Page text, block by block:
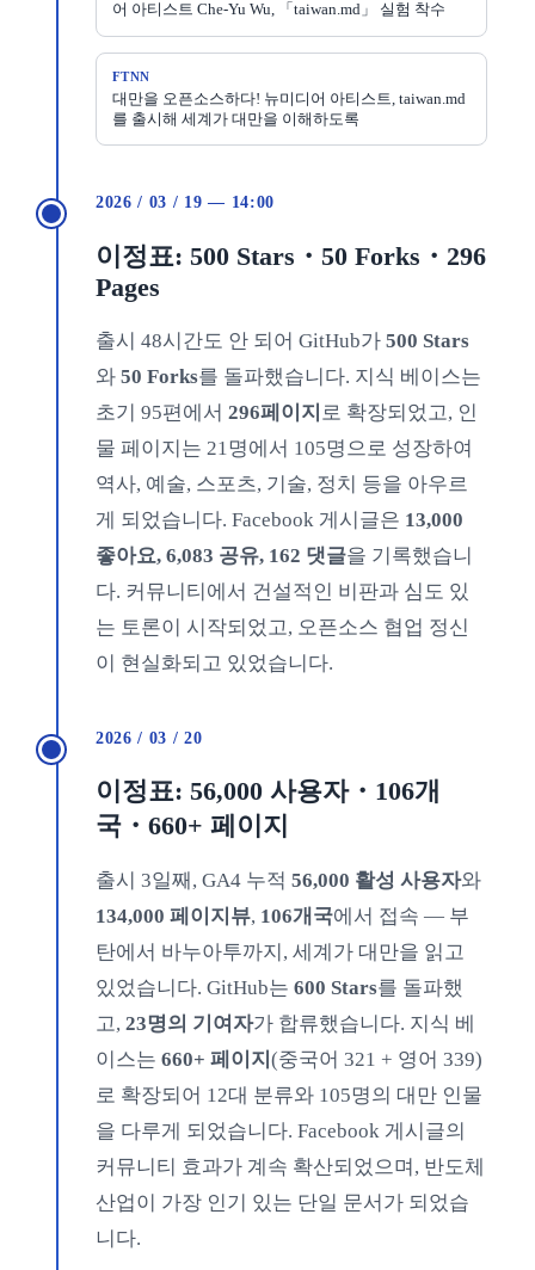
어 아티스트 Che-Yu Wu, 「taiwan.md」 실험 착수
FTNN
대만을 오픈소스하다! 뉴미디어 아티스트, taiwan.md
를 출시해 세계가 대만을 이해하도록
2026 / 03 / 19 — 14:00
이정표: 500 Stars・50 Forks・296
Pages
출시 48시간도 안 되어 GitHub가 500 Stars
와 50 Forks를 돌파했습니다. 지식 베이스는
초기 95편에서 296페이지 로 확장되었고, 인
물 페이지는 21명에서 105명으로 성장하여
역사, 예술, 스포츠, 기술, 정치 등을 아우르
게 되었습니다. Facebook 게시글은 13,000
좋아요, 6,083 공유, 162 댓글을 기록했습니
다. 커뮤니티에서 건설적인 비판과 심도 있
는 토론이 시작되었고, 오픈소스 협업 정신
이 현실화되고 있었습니다.
2026 / 03 / 20
이정표: 56,000 사용자・106개
국・660+ 페이지
출시 3일째, GA4 누적 56,000 활성 사용자와
134,000 페이지뷰, 106개국에서 접속 — 부
탄에서 바누아투까지, 세계가 대만을 읽고
있었습니다. GitHub는 600 Stars를 돌파했
고, 23명의 기여자가 합류했습니다. 지식 베
이스는 660+ 페이지 (중국어 321 + 영어 339)
로 확장되어 12대 분류와 105명의 대만 인물
을 다루게 되었습니다. Facebook 게시글의
커뮤니티 효과가 계속 확산되었으며, 반도체
산업이 가장 인기 있는 단일 문서가 되었습
니다.